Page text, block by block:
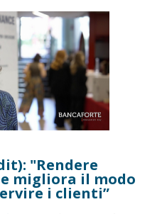
"Rendere
migliora il modo
i clienti”